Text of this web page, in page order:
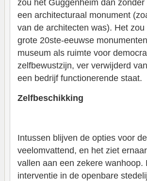
zou het Guggenheim dan
een architecturaal monument
van de architecten was). Het
grote 20ste-eeuwse
museum als ruimte voor
zelfbewustzijn, ver verwijderd
een bedrijf functionerende staat.
Zelfbeschikking
Intussen blijven de opties voor
veelomvattend, en het ziet
vallen aan een zekere
interventie in de openbare